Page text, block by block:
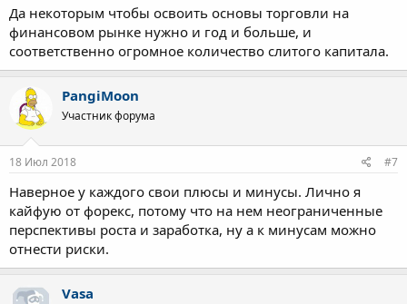
Да некоторым чтобы освоить основы торговли на
финансовом рынке нужно и год и больше, и
соответственно огромное количество слитого капитала.
PangiMoon
Участник форума
18 Июл 2018 #7
Наверное у каждого свои плюсы и минусы. Лично я
кайфую от форекс, потому что на нем неограниченные
перспективы роста и заработка, ну а к минусам можно
отнести риски.
Vasa